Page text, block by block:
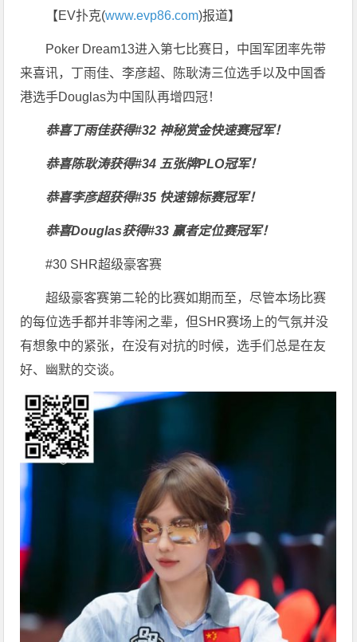
【EV扑克(www.evp86.com)报道】
Poker Dream13进入第七比赛日，中国军团率先带
来喜讯，丁雨佳、李彦超、陈耿涛三位选手以及中国香
港选手Douglas为中国队再增四冠！
恭喜丁雨佳获得#32 神秘赏金快速赛冠军！
恭喜陈耿涛获得#34 五张牌PLO冠军！
恭喜李彦超获得#35 快速锦标赛冠军！
恭喜Douglas获得#33 赢者定位赛冠军！
#30 SHR超级豪客赛
超级豪客赛第二轮的比赛如期而至，尽管本场比赛
的每位选手都并非等闲之辈，但SHR赛场上的气氛并没
有想象中的紧张，在没有对抗的时候，选手们总是在友
好、幽默的交谈。